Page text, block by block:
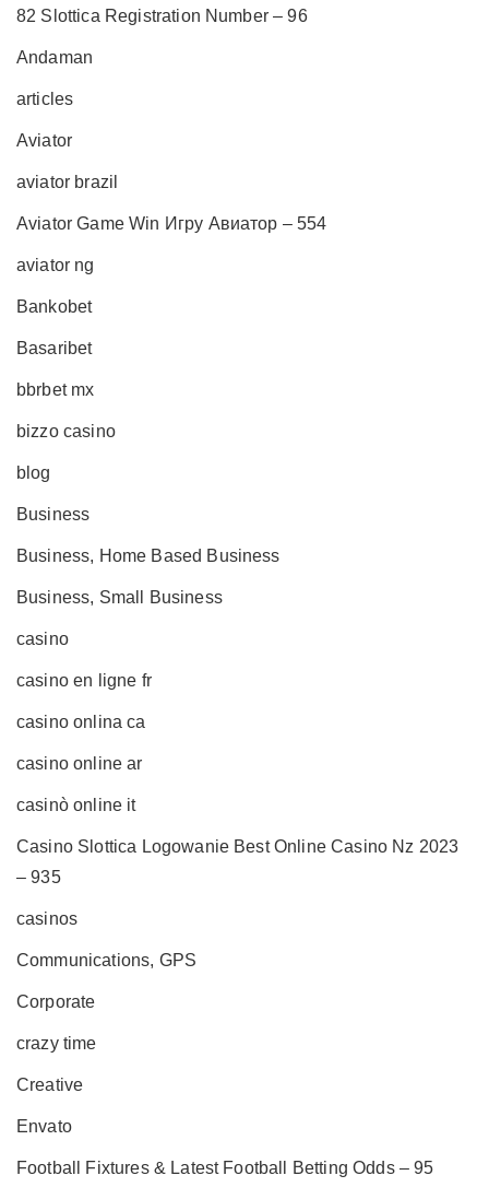
82 Slottica Registration Number – 96
Andaman
articles
Aviator
aviator brazil
Aviator Game Win Игру Авиатор – 554
aviator ng
Bankobet
Basaribet
bbrbet mx
bizzo casino
blog
Business
Business, Home Based Business
Business, Small Business
casino
casino en ligne fr
casino onlina ca
casino online ar
casinò online it
Casino Slottica Logowanie Best Online Casino Nz 2023
– 935
casinos
Communications, GPS
Corporate
crazy time
Creative
Envato
Football Fixtures & Latest Football Betting Odds – 95